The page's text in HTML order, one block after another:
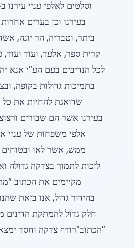
בעירנו וכן בערים
ביתר, וטבריה, הר יונה,
קרית ספר, אלעד, ועוד ועוד,
לכל הנדיבים בעם הע”י אנא
בתמיכות גדולות בקופה,
שדואגת להחיות את כל
בעירנו אשר הם שבורים
אלפי משפחות של עניי
ממש, אשר לאו
לזכות לתמוך בצדקה גדולה
מקיימים את הכתוב
בהידור גדול, אנו בזאת
חלק גדול להמתקת הדינים
הכתוב”רודף צדקה וחסד ימצא חיים עושר וכבוד”